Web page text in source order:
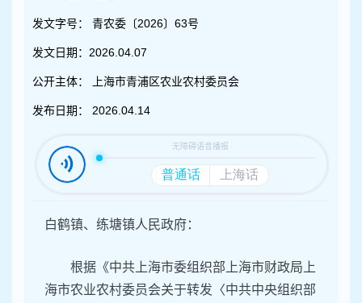
发文字号： 青农委〔2026〕63号
发文日期： 2026.04.07
公开主体： 上海市青浦区农业农村委员会
发布日期： 2026.04.14
白鹤镇、练塘镇人民政府：
根据《中共上海市委组织部上海市财政局上
海市农业农村委员会关于转发〈中共中央组织部